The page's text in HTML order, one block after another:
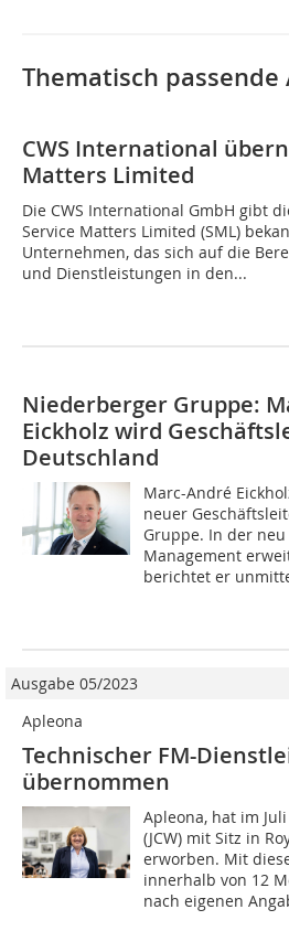
Thematisch passende
CWS International
Matters Limited
Die CWS International GmbH gibt
Service Matters Limited (SML)
Unternehmen, das sich auf die
und Dienstleistungen in den...
Niederberger Gruppe:
Eickholz wird
Deutschland
Marc-André
neuer
Gruppe. In der
Management
berichtet er
Ausgabe 05/2023
Apleona
Technischer FM-
übernommen
Apleona, hat im
(JCW) mit Sitz in
erworben. Mit
innerhalb von 12
nach eigenen